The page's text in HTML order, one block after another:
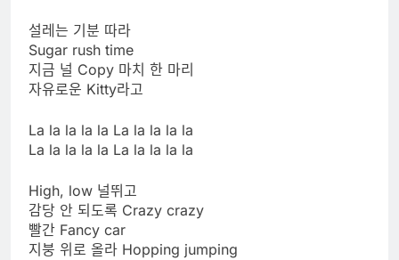
설레는 기분 따라
Sugar rush time
지금 널 Copy 마치 한 마리
자유로운 Kitty라고
La la la la la La la la la la
La la la la la La la la la la
High, low 널뛰고
감당 안 되도록 Crazy crazy
빨간 Fancy car
지붕 위로 올라 Hopping jumping